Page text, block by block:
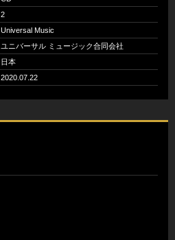
2
Universal Music
ユニバーサル ミュージック合同会社
日本
2020.07.22